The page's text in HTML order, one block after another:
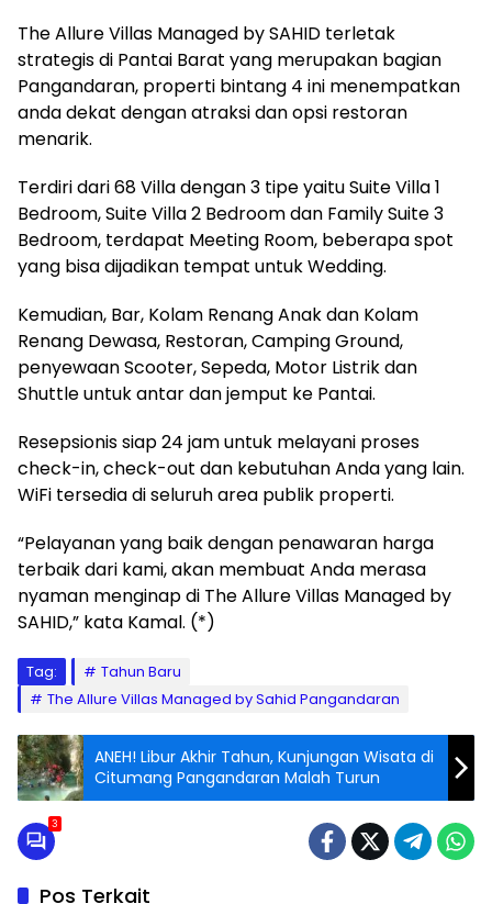
The Allure Villas Managed by SAHID terletak
strategis di Pantai Barat yang merupakan bagian
Pangandaran, properti bintang 4 ini menempatkan
anda dekat dengan atraksi dan opsi restoran
menarik.
Terdiri dari 68 Villa dengan 3 tipe yaitu Suite Villa 1
Bedroom, Suite Villa 2 Bedroom dan Family Suite 3
Bedroom, terdapat Meeting Room, beberapa spot
yang bisa dijadikan tempat untuk Wedding.
Kemudian, Bar, Kolam Renang Anak dan Kolam
Renang Dewasa, Restoran, Camping Ground,
penyewaan Scooter, Sepeda, Motor Listrik dan
Shuttle untuk antar dan jemput ke Pantai.
Resepsionis siap 24 jam untuk melayani proses
check-in, check-out dan kebutuhan Anda yang lain.
WiFi tersedia di seluruh area publik properti.
“Pelayanan yang baik dengan penawaran harga
terbaik dari kami, akan membuat Anda merasa
nyaman menginap di The Allure Villas Managed by
SAHID,” kata Kamal. (*)
Tag:
Tahun Baru
The Allure Villas Managed by Sahid Pangandaran
ANEH! Libur Akhir Tahun, Kunjungan Wisata di
Citumang Pangandaran Malah Turun
3
Pos Terkait